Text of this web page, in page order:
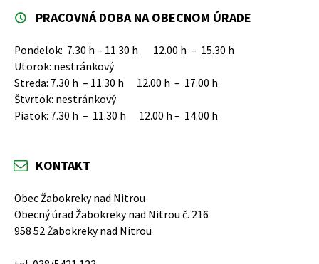
PRACOVNÁ DOBA NA OBECNOM ÚRADE
Pondelok: 7.30 h – 11.30 h 12.00 h – 15.30 h
Utorok: nestránkový
Streda: 7.30 h – 11.30 h 12.00 h – 17.00 h
Štvrtok: nestránkový
Piatok: 7.30 h – 11.30 h 12.00 h – 14.00 h
KONTAKT
Obec Žabokreky nad Nitrou
Obecný úrad Žabokreky nad Nitrou č. 216
958 52 Žabokreky nad Nitrou